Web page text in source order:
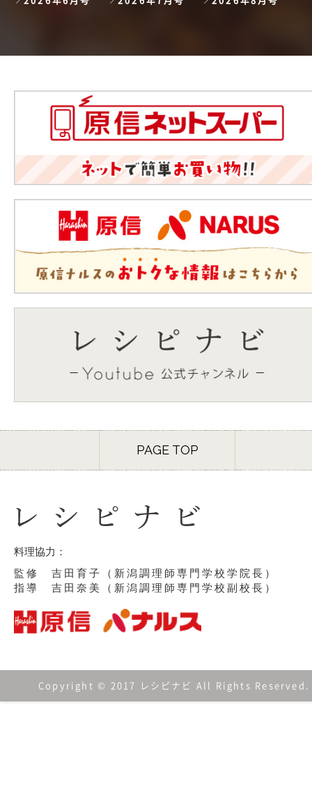
PAGE TOP
料理協力：
監修 吉田育子（新潟調理師専門学校学院長）
指導 吉田奈美（新潟調理師専門学校副校長）
Copyright © 2017 レシピナビ All Rights Reserved.